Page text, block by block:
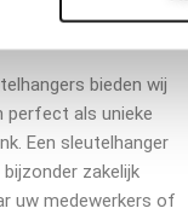
bestellingen
bieden wij
perfect als unieke
Een sleutelhanger
zakelijk
uw medewerkers of